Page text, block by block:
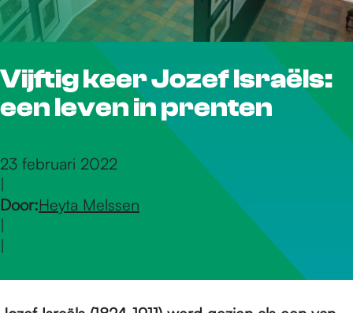
r
d
e
Vijftig keer Jozef Israëls:
een leven in prenten
23 februari 2022
|
Door:Heyta Melssen
|
|